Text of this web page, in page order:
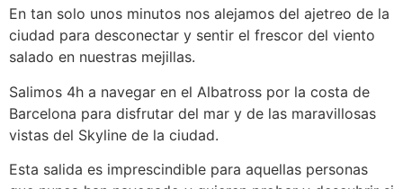
En tan solo unos minutos nos alejamos del ajetreo de la
ciudad para desconectar y sentir el frescor del viento
salado en nuestras mejillas.
Salimos 4h a navegar en el Albatross por la costa de
Barcelona para disfrutar del mar y de las maravillosas
vistas del Skyline de la ciudad.
Esta salida es imprescindible para aquellas personas